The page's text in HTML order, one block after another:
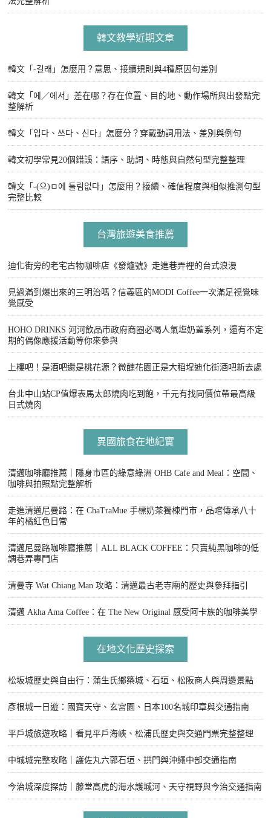
韓文教學近期文章
韓文「-길래」怎麼用？意思、接續規則與4種原因句差別
韓文「에／에서」差在哪？存在位置、目的地、動作場所與出發點完
整解析
韓文「입다、쓰다、신다」怎麼分？穿戴動詞用法、差別與例句
韓文初學常見20個錯誤：語序、助詞、時態與自然句型完整整理
韓文「-(으)ㅁ에 틀림없다」怎麼用？接續、確信程度與相似推測句型
完整比較
台灣旅遊美食推薦
迪化街旁的老宅古物咖啡店《發爐號》走進巷弄裡的台式浪漫
見過滿到爆出來的三明治嗎？信義區的MODI Coffee一次滿足視覺味
覺感受
HOHO DRINKS 河河飲品市政府商圈必喝人氣塩奶蓋系列，還有不定
期的偶像應援活動等你來參與
上樓吧！是酒吧還是桃花源？微醺花園正是大稻埕迪化街酒吧新去處
台北中山站CP值爆表馬太郎燒肉吃到飽，千元有找同價位帶最高級
日式燒肉
異國旅食在地紀實
清邁咖啡廳推薦｜隱身市區的綠意綠洲 OHB Cafe and Meal：空間、
咖啡與拍照點完整解析
走進清邁尼曼路：在 ChaTraMue 手標奶茶獨棟門市，品嚐傳承八十
年的橘紅色日常
清邁尼曼路咖啡廳推薦｜ALL BLACK COFFEE：只賣純黑咖啡的低
調巷弄專門店
清曼寺 Wat Chiang Man 攻略：清邁最古老寺廟的歷史與參拜指引
清邁 Akha Ama Coffee：在 The New Original 感受阿卡族的咖啡美學
在地文化歷史探索
松坂城歷史與自由行：蒲生氏鄉築城、石垣、松阪商人與周邊景點
彥根城一日遊：國寶天守、玄宮園、日本100名城印章與交通指南
平戶城旅遊攻略｜看見平戶海峽、松浦氏歷史與交通門票完整整理
中城城完整攻略｜護佐丸六郭石垣、拱門與沖繩中部交通指南
今治城深度探訪｜藤堂高虎的海水護城河、天守視野與今治交通指南